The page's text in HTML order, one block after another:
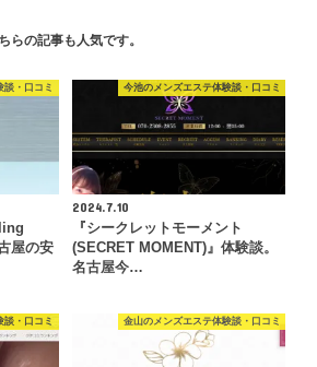
らの記事も人気です。
談・口コミ
屋の安
今池のメンズエステ体験談・口コミ
2024.7.10
『シークレットモーメント
(SECRET MOMENT)』体験談。
名古屋今…
談・口コミ 金山のメンズエステ体験談・口コミ